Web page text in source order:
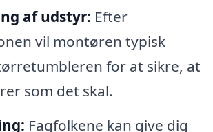
af udstyr: Efter
vil montøren typisk
for at sikre, at
som det skal.
Fagfolkene kan give dig